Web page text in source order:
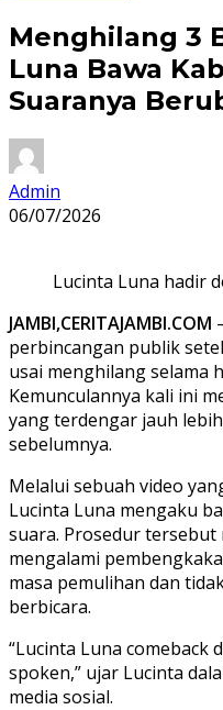
Menghilang 3
Luna Bawa
Suaranya
Admin
06/07/2026
Lucinta Luna hadir
JAMBI,CERITAJAMBI.COM
perbincangan publik
usai menghilang selama
Kemunculannya kali ini
yang terdengar jauh
sebelumnya.
Melalui sebuah video
Lucinta Luna mengaku
suara. Prosedur
mengalami
masa pemulihan dan
berbicara.
“Lucinta Luna comeback
spoken,” ujar Lucinta
media sosial.